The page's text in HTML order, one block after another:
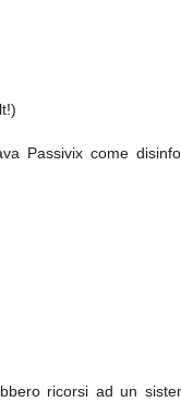
Passivix come
ricorsi ad un